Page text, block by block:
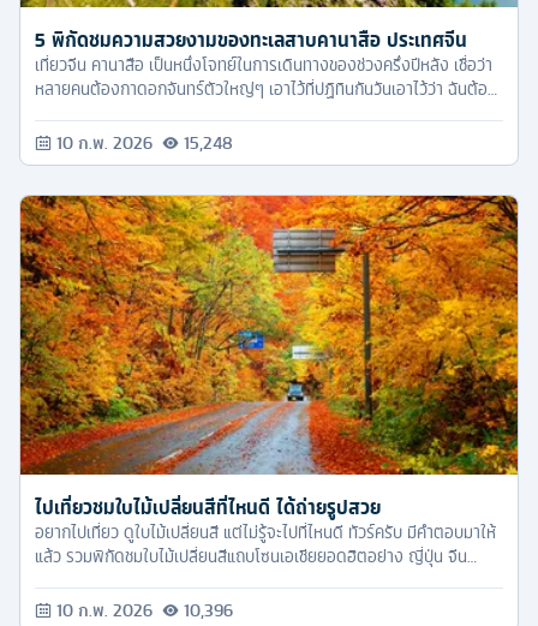
5 พิกัดชมความสวยงามของทะเลสาบคานาสือ ประเทศจีน
เที่ยวจีน คานาสือ เป็นหนึ่งโจทย์ในการเดินทางของช่วงครึ่งปีหลัง เชื่อว่า
หลายคนต้องกาดอกจันทร์ตัวใหญ่ๆ เอาไว้ที่ปฏิทินกันวันเอาไว้ว่า ฉันต้อง
ประเทศเขาจะเข้าสู่ช่วงฤดูใบไม้ร่วงซึ่งก่อนจะถึงจุดนั้นจะมีฤดูกาลที่เรียก
ว่าฤดูใบไม้เปลี่ยนสี สลับสีแดงเหลือง สวยงามเกินภาพในความฝัน อย่าง
10 ก.พ. 2026 15,248
ไปเที่ยวชมใบไม้เปลี่ยนสีที่ไหนดี ได้ถ่ายรูปสวย
อยากไปเที่ยว ดูใบไม้เปลี่ยนสี แต่ไม่รู้จะไปที่ไหนดี ทัวร์ครับ มีคำตอบมาให้
แล้ว รวมพิกัดชมใบไม้เปลี่ยนสีแถบโซนเอเชียยอดฮิตอย่าง ญี่ปุ่น จีน
ไต้หวัน และเกาหลี
10 ก.พ. 2026 10,396